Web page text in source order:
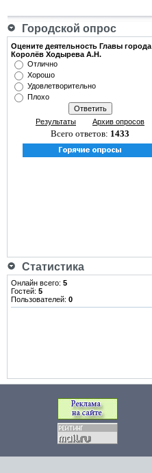
Городской опрос
Оцените деятельность Главы города
Королёв Ходырева А.Н.
Отлично
Хорошо
Удовлетворительно
Плохо
Результаты Архив опросов
Всего ответов: 1433
Статистика
Онлайн всего: 5
Гостей: 5
Пользователей: 0